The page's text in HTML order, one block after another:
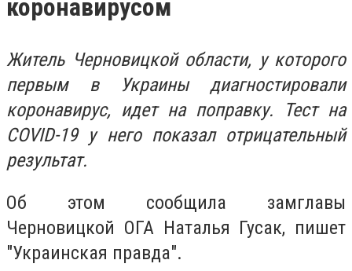
коронавирусом
Житель Черновицкой области, у которого
первым в Украины диагностировали
коронавирус, идет на поправку. Тест на
COVID-19 у него показал отрицательный
результат.
Об этом сообщила замглавы
Черновицкой ОГА Наталья Гусак, пишет
"Украинская правда".